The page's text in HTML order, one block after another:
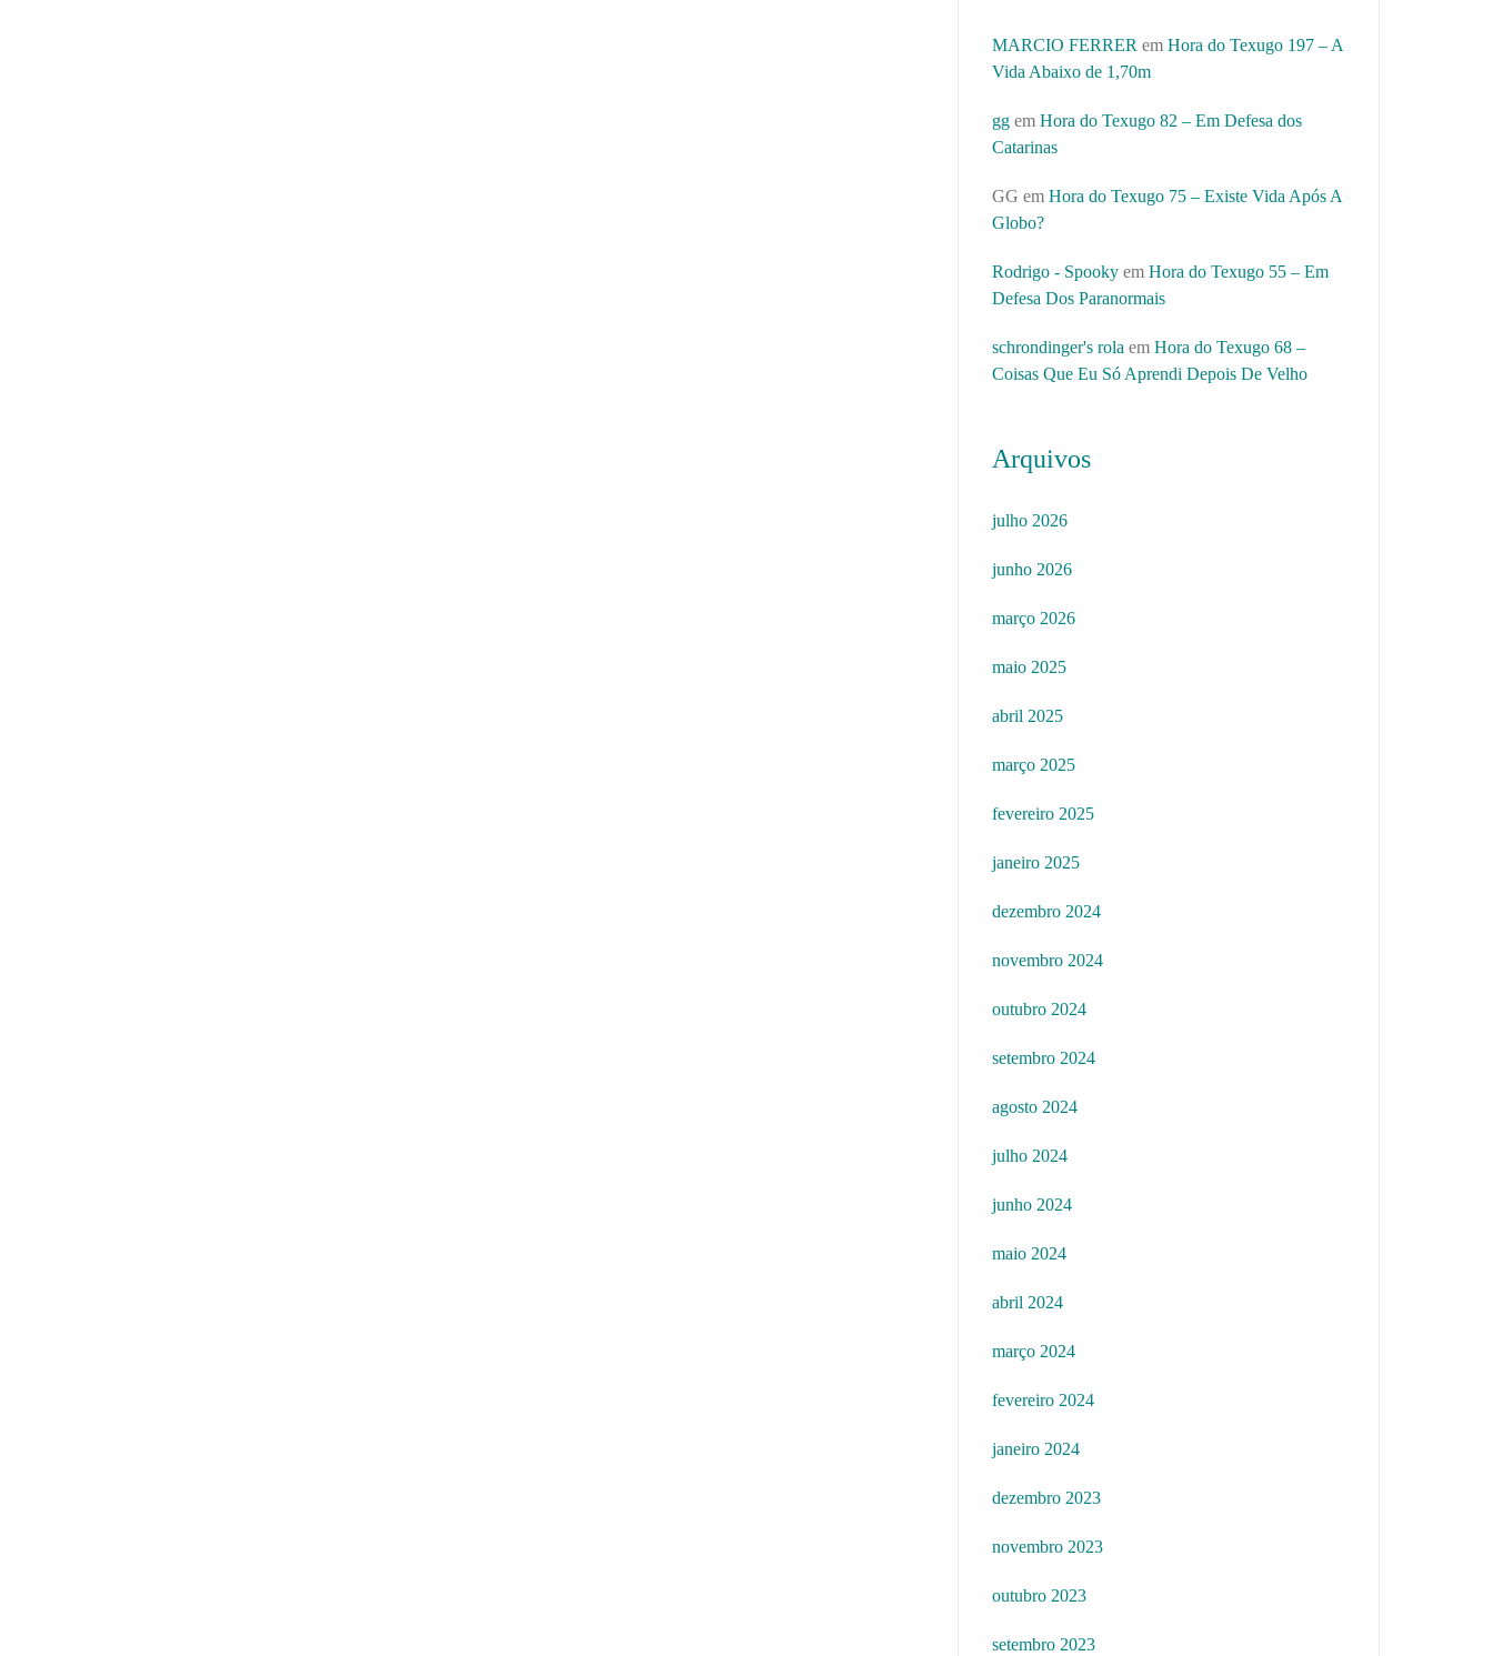
MARCIO FERRER em Hora do Texugo 197 – A
Vida Abaixo de 1,70m
gg em Hora do Texugo 82 – Em Defesa dos
Catarinas
GG em Hora do Texugo 75 – Existe Vida Após A
Globo?
Rodrigo - Spooky em Hora do Texugo 55 – Em
Defesa Dos Paranormais
schrondinger's rola em Hora do Texugo 68 –
Coisas Que Eu Só Aprendi Depois De Velho
Arquivos
julho 2026
junho 2026
março 2026
maio 2025
abril 2025
março 2025
fevereiro 2025
janeiro 2025
dezembro 2024
novembro 2024
outubro 2024
setembro 2024
agosto 2024
julho 2024
junho 2024
maio 2024
abril 2024
março 2024
fevereiro 2024
janeiro 2024
dezembro 2023
novembro 2023
outubro 2023
setembro 2023